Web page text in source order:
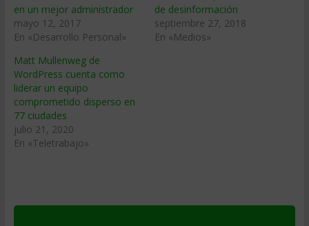
en un mejor administrador
mayo 12, 2017
En «Desarrollo Personal»
de desinformación
septiembre 27, 2018
En «Medios»
Matt Mullenweg de
WordPress cuenta como
liderar un equipo
comprometido disperso en
77 ciudades
julio 21, 2020
En «Teletrabajo»